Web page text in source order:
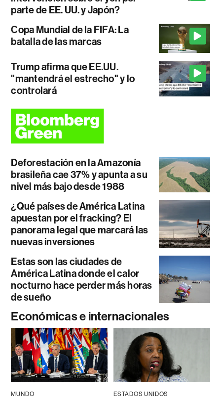
parte de EE. UU. y Japón?
Copa Mundial de la FIFA: La
batalla de las marcas
Trump afirma que EE.UU.
"mantendrá el estrecho" y lo
controlará
Deforestación en la Amazonía
brasileña cae 37% y apunta a su
nivel más bajo desde 1988
¿Qué países de América Latina
apuestan por el fracking? El
panorama legal que marcará las
nuevas inversiones
Estas son las ciudades de
América Latina donde el calor
nocturno hace perder más horas
de sueño
Económicas e internacionales
MUNDO ESTADOS UNIDOS